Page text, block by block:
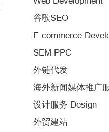
谷歌SEO
E-commerce
SEM PPC
外链代发
海外新闻媒体推广
设计服务 Design
外贸建站